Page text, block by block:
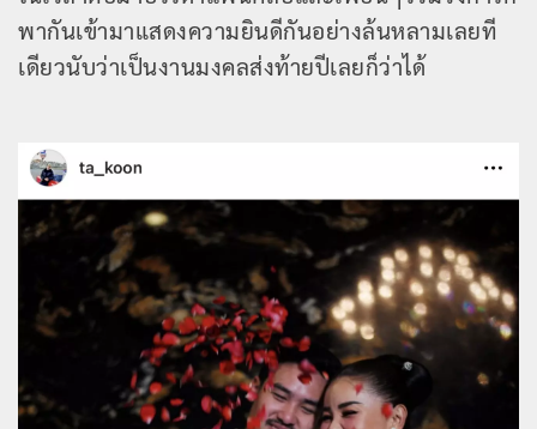
พากันเข้ามาแสดงความยินดีกันอย่างล้นหลามเลยที
เดียวนับว่าเป็นงานมงคลส่งท้ายปีเลยก็ว่าได้